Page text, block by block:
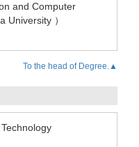
and Computer
University ）
To the head of Degree.▲